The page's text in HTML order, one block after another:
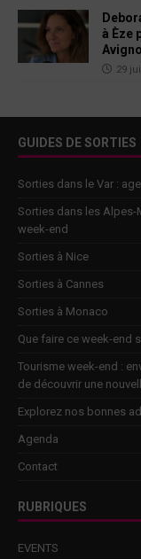
à Èze
29
GUIDES DE SORTIES
Sorties dans le Var :
Sorties dans les Alpes-
week-end
Sorties à Nice
Sorties à Cannes
Sorties à Monaco
Que faire ce week-end
Tourisme week-end :
de découvrir une
Explorez nos bonnes
Agenda
Contact
RUBRIQUES
EVENTS